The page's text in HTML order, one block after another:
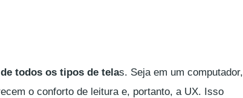
todos os tipos de telas. Seja em um computador,
o conforto de leitura e, portanto, a UX. Isso